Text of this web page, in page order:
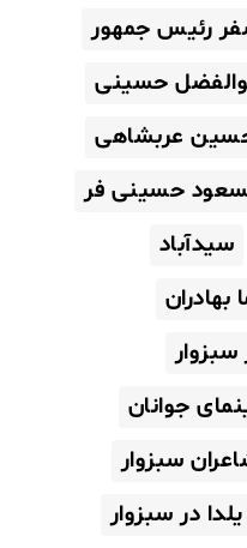
رئیس جمهور
حسینی
عربشاهی
حسینی فر
سیدآباد
بهادران
جوانان
سبزوار
در سبزوار